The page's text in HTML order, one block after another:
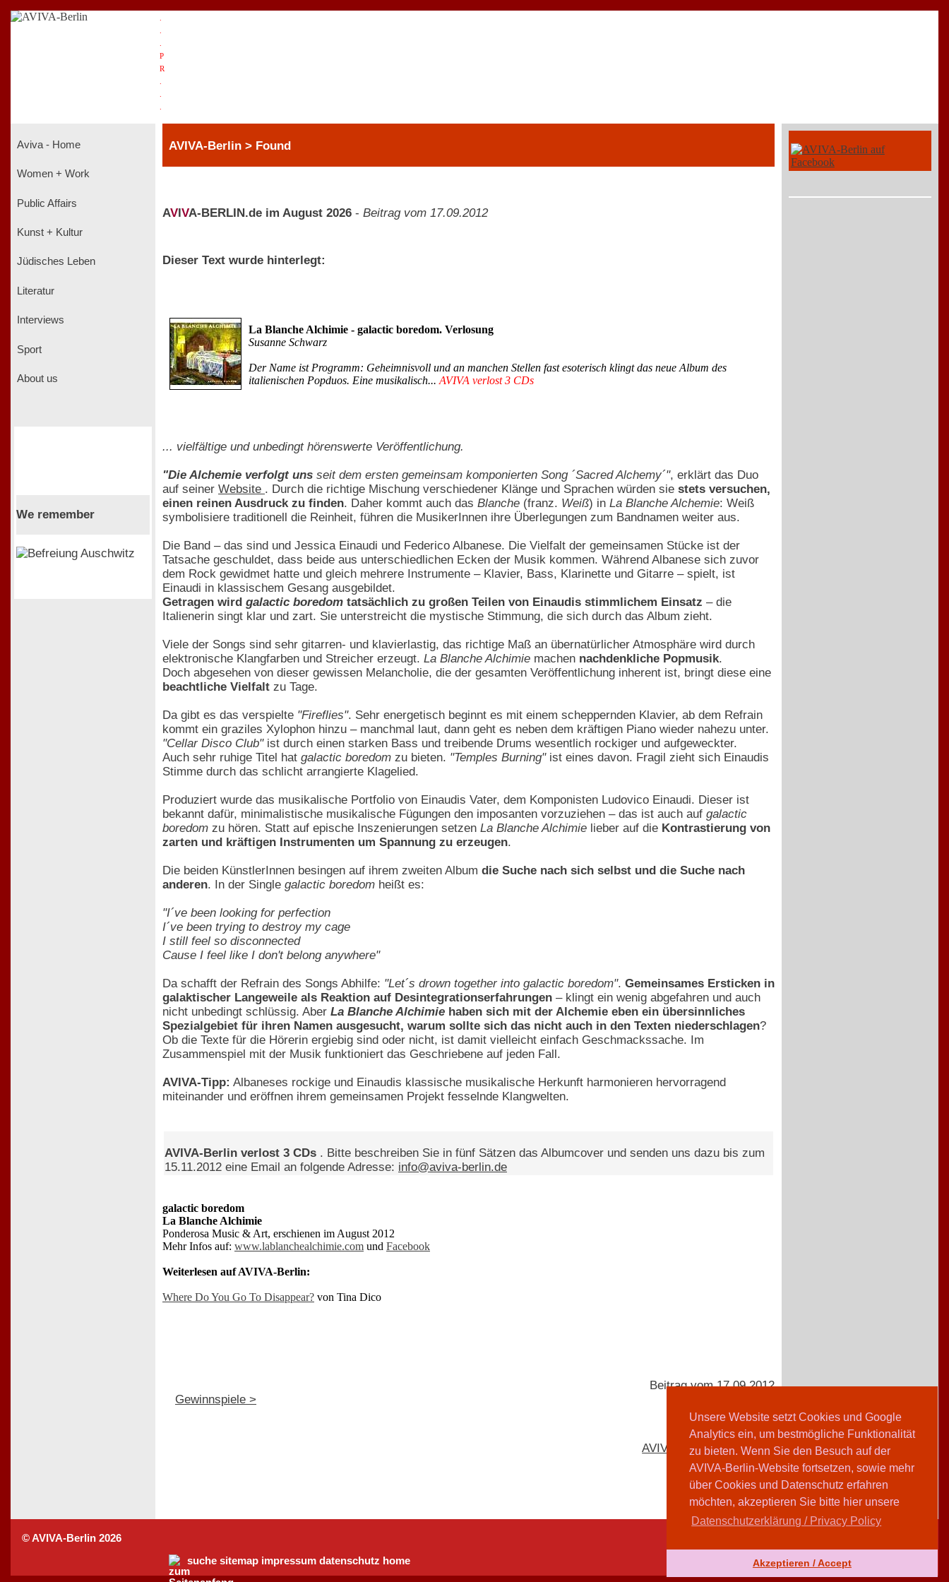
Unsere Website setzt Cookies und Google
Analytics ein, um bestmögliche Funktionalität
zu bieten. Wenn Sie den Besuch auf der
AVIVA-Berlin-Website fortsetzen, sowie mehr
über Cookies und Datenschutz erfahren
möchten, akzeptieren Sie bitte hier unsere
Datenschutzerklärung / Privacy Policy
Akzeptieren / Accept
P
R
Aviva - Home
Women + Work
Public Affairs
Kunst + Kultur
Jüdisches Leben
Literatur
Interviews
Sport
About us
We remember
AVIVA-Berlin > Found
AV VA-BERLIN.de im August 2026 - Beitrag vom 17.09.2012
Dieser Text wurde hinterlegt:
La Blanche Alchimie - galactic boredom. Verlosung
Susanne Schwarz
Der Name ist Programm: Geheimnisvoll und an manchen Stellen fast esoterisch klingt das neue Album des
italienischen Popduos. Eine musikalisch...AVIVA verlost 3 CDs
... vielfältige und unbedingt hörenswerte Veröffentlichung.
"Die Alchemie verfolgt uns seit dem ersten gemeinsam komponierten Song ´Sacred Alchemy´", erklärt das Duo
auf seiner Website . Durch die richtige Mischung verschiedener Klänge und Sprachen würden sie stets versuchen,
einen reinen Ausdruck zu finden. Daher kommt auch das Blanche (franz. Weiß) in La Blanche Alchemie: Weiß
symbolisiere traditionell die Reinheit, führen die MusikerInnen ihre Überlegungen zum Bandnamen weiter aus.
Die Band – das sind und Jessica Einaudi und Federico Albanese. Die Vielfalt der gemeinsamen Stücke ist der
Tatsache geschuldet, dass beide aus unterschiedlichen Ecken der Musik kommen. Während Albanese sich zuvor
dem Rock gewidmet hatte und gleich mehrere Instrumente – Klavier, Bass, Klarinette und Gitarre – spielt, ist
Einaudi in klassischem Gesang ausgebildet.
Getragen wird galactic boredom tatsächlich zu großen Teilen von Einaudis stimmlichem Einsatz – die
Italienerin singt klar und zart. Sie unterstreicht die mystische Stimmung, die sich durch das Album zieht.
Viele der Songs sind sehr gitarren- und klavierlastig, das richtige Maß an übernatürlicher Atmosphäre wird durch
elektronische Klangfarben und Streicher erzeugt. La Blanche Alchimie machen nachdenkliche Popmusik.
Doch abgesehen von dieser gewissen Melancholie, die der gesamten Veröffentlichung inherent ist, bringt diese eine
beachtliche Vielfalt zu Tage.
Da gibt es das verspielte "Fireflies". Sehr energetisch beginnt es mit einem scheppernden Klavier, ab dem Refrain
kommt ein graziles Xylophon hinzu – manchmal laut, dann geht es neben dem kräftigen Piano wieder nahezu unter.
"Cellar Disco Club"ist durch einen starken Bass und treibende Drums wesentlich rockiger und aufgeweckter.
Auch sehr ruhige Titel hat galactic boredom zu bieten. "Temples Burning"ist eines davon. Fragil zieht sich Einaudis
Stimme durch das schlicht arrangierte Klagelied.
Produziert wurde das musikalische Portfolio von Einaudis Vater, dem Komponisten Ludovico Einaudi. Dieser ist
bekannt dafür, minimalistische musikalische Fügungen den imposanten vorzuziehen – das ist auch auf galactic
boredom zu hören. Statt auf epische Inszenierungen setzen La Blanche Alchimie lieber auf die Kontrastierung von
zarten und kräftigen Instrumenten um Spannung zu erzeugen.
Die beiden KünstlerInnen besingen auf ihrem zweiten Album die Suche nach sich selbst und die Suche nach
anderen. In der Single galactic boredom heißt es:
"I´ve been looking for perfection
I´ve been trying to destroy my cage
I still feel so disconnected
Cause I feel like I don't belong anywhere"
Da schafft der Refrain des Songs Abhilfe: "Let´s drown together into galactic boredom". Gemeinsames Ersticken in
galaktischer Langeweile als Reaktion auf Desintegrationserfahrungen – klingt ein wenig abgefahren und auch
nicht unbedingt schlüssig. Aber La Blanche Alchimie haben sich mit der Alchemie eben ein übersinnliches
Spezialgebiet für ihren Namen ausgesucht, warum sollte sich das nicht auch in den Texten niederschlagen?
Ob die Texte für die Hörerin ergiebig sind oder nicht, ist damit vielleicht einfach Geschmackssache. Im
Zusammenspiel mit der Musik funktioniert das Geschriebene auf jeden Fall.
AVIVA-Tipp: Albaneses rockige und Einaudis klassische musikalische Herkunft harmonieren hervorragend
miteinander und eröffnen ihrem gemeinsamen Projekt fesselnde Klangwelten.
AVIVA-Berlin verlost 3 CDs . Bitte beschreiben Sie in fünf Sätzen das Albumcover und senden uns dazu bis zum
15.11.2012 eine Email an folgende Adresse: info@aviva-berlin.de
galactic boredom
La Blanche Alchimie
Ponderosa Music & Art, erschienen im August 2012
Mehr Infos auf: www.lablanchealchimie.com und Facebook
Weiterlesen auf AVIVA-Berlin:
Where Do You Go To Disappear? von Tina Dico
Gewinnspiele >
Beitrag vom 17.09.2012
AVIVA-Redaktion
© AVIVA-Berlin 2026
suche sitemap impressum datenschutz home